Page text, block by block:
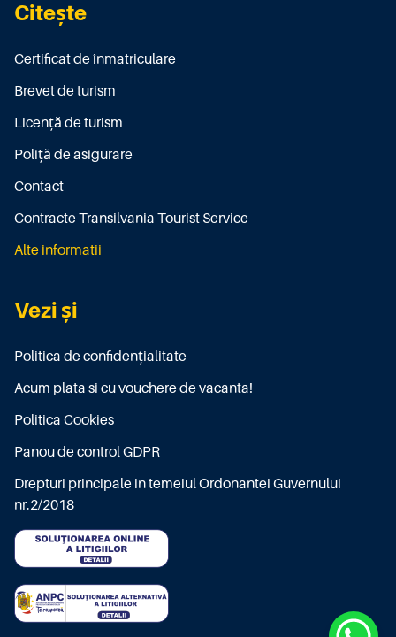
Citește
Certificat de înmatriculare
Brevet de turism
Licenţă de turism
Poliţă de asigurare
Contact
Contracte Transilvania Tourist Service
Alte informatii
Vezi și
Politica de confidențialitate
Acum plata si cu vouchere de vacanta!
Politica Cookies
Panou de control GDPR
Drepturi principale in temeiul Ordonantei Guvernului
nr.2/2018